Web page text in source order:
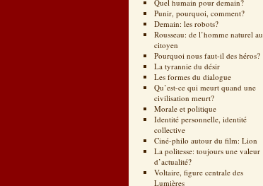
Quel humain pour demain?
Punir, pourquoi, comment?
Demain: les robots?
Rousseau: de l’homme naturel au
citoyen
Pourquoi nous faut-il des héros?
La tyrannie du désir
Les formes du dialogue
Qu’est-ce qui meurt quand une
civilisation meurt?
Morale et politique
Identité personnelle, identité
collective
Ciné-philo autour du film: Lion
La politesse: toujours une valeur
d’actualité?
Voltaire, figure centrale des
Lumières